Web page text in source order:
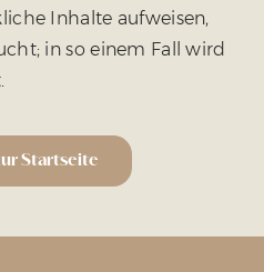
Inhalte aufweisen,
in so einem Fall wird
Startseite